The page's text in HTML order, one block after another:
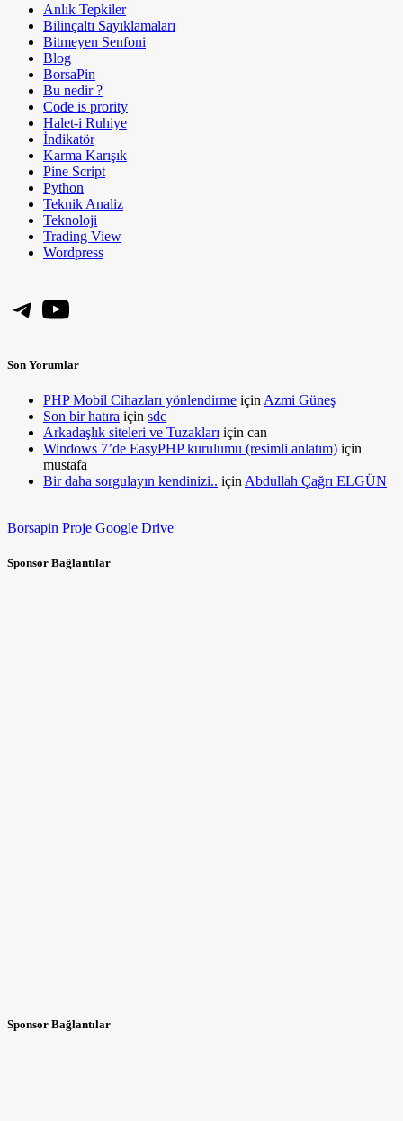
Anlık Tepkiler
Bilinçaltı Sayıklamaları
Bitmeyen Senfoni
Blog
BorsaPin
Bu nedir ?
Code is prority
Halet-i Ruhiye
İndikatör
Karma Karışık
Pine Script
Python
Teknik Analiz
Teknoloji
Trading View
Wordpress
Telegram
YouTube
Son Yorumlar
PHP Mobil Cihazları yönlendirme için Azmi Güneş
Son bir hatıra için sdc
Arkadaşlık siteleri ve Tuzakları için can
Windows 7’de EasyPHP kurulumu (resimli anlatım) için
mustafa
Bir daha sorgulayın kendinizi.. için Abdullah Çağrı ELGÜN
Borsapin Proje Google Drive
Sponsor Bağlantılar
Sponsor Bağlantılar